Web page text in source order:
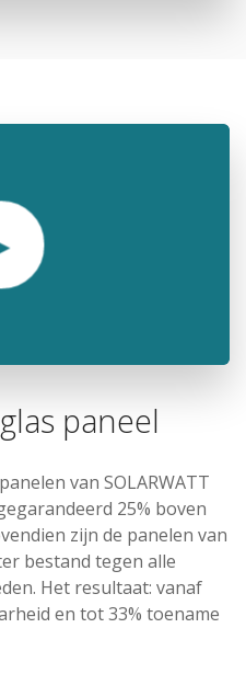
paneel
van SOLARWATT
25% boven
zijn de panelen van
bestand tegen alle
Het resultaat: vanaf
en tot 33% toename